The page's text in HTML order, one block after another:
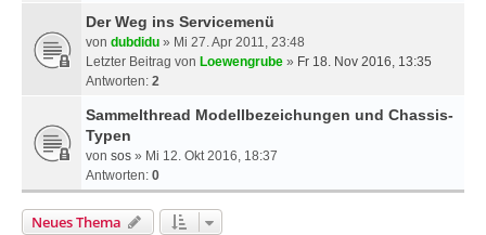
Der Weg ins Servicemenü
von dubdidu » Mi 27. Apr 2011, 23:48
Letzter Beitrag von Loewengrube » Fr 18. Nov 2016, 13:35
Antworten: 2
Sammelthread Modellbezeichungen und Chassis-
Typen
von sos » Mi 12. Okt 2016, 18:37
Antworten: 0
Neues Thema